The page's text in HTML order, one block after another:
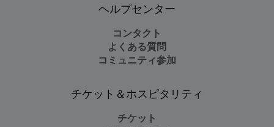
ヘルプセンター
コンタクト
よくある質問
コミュニティ参加
チケット＆ホスピタリティ
チケット